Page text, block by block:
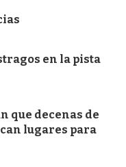
en la pista
que decenas de
lugares para